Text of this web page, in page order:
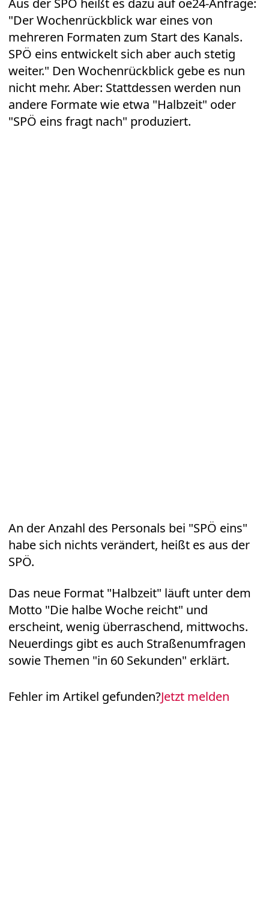
Aus der SPÖ heißt es dazu auf oe24-Anfrage:
"Der Wochenrückblick war eines von
mehreren Formaten zum Start des Kanals.
SPÖ eins entwickelt sich aber auch stetig
weiter." Den Wochenrückblick gebe es nun
nicht mehr. Aber: Stattdessen werden nun
andere Formate wie etwa "Halbzeit" oder
"SPÖ eins fragt nach" produziert.
An der Anzahl des Personals bei "SPÖ eins"
habe sich nichts verändert, heißt es aus der
SPÖ.
Das neue Format "Halbzeit" läuft unter dem
Motto "Die halbe Woche reicht" und
erscheint, wenig überraschend, mittwochs.
Neuerdings gibt es auch Straßenumfragen
sowie Themen "in 60 Sekunden" erklärt.
Fehler im Artikel gefunden?Jetzt melden